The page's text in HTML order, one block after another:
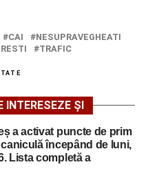
CAI
NESUPRAVEGHEATI
TRAFIC
INTERESEZE ȘI
a activat puncte de prim
începând de luni,
Lista completă a